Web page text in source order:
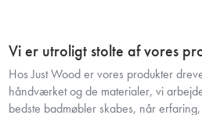
Vi er utroligt stolte af vores
Hos Just Wood er vores produkter
håndværket og de materialer, vi
bedste badmøbler skabes, når